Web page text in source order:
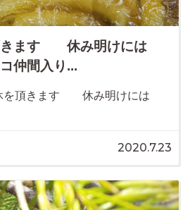
きます 休み明けには
仲間入り...
を頂きます 休み明けには
2020.7.23